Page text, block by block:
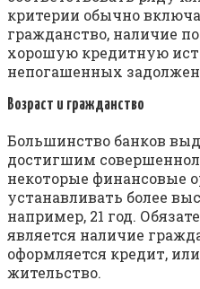
критерии обычно
гражданство, наличие
хорошую кредитную
непогашенных
Возраст и гражданство
Большинство банков
достигшим
некоторые финансовые
устанавливать более
например, 21 год.
является наличие
оформляется кредит,
жительство.